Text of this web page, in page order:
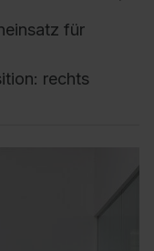
für
rechts